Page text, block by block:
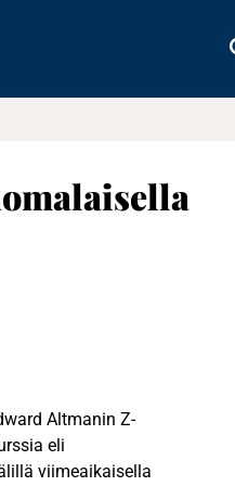
Altmanin Z-
eli
viimeaikaisella